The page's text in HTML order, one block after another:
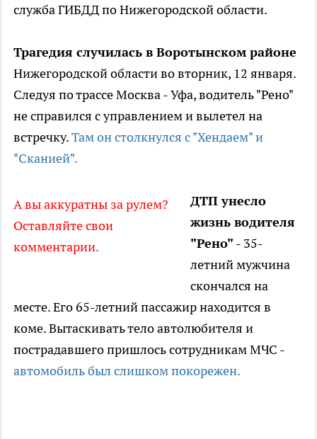
служба ГИБДД по Нижегородской области.
Трагедия случилась в Воротынском районе
Нижегородской области во вторник, 12 января.
Следуя по трассе Москва - Уфа, водитель "Рено"
не справился с управлением и вылетел на
встречку.Там он столкнулся с "Хендаем" и
"Сканией".
А вы аккуратны за рулем?
Оставляйте свои
комментарии.
ДТП унесло
жизнь водителя
"Рено" - 35-
летний мужчина
скончался на
месте. Его 65-летний пассажир находится в
коме. Вытаскивать тело автолюбителя и
пострадавшего пришлось сотрудникам МЧС -
автомобиль был слишком покорежен.